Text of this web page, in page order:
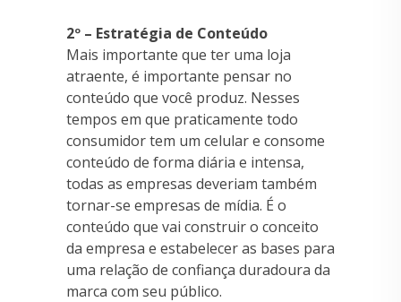
2º – Estratégia de Conteúdo
Mais importante que ter uma loja
atraente, é importante pensar no
conteúdo que você produz. Nesses
tempos em que praticamente todo
consumidor tem um celular e consome
conteúdo de forma diária e intensa,
todas as empresas deveriam também
tornar-se empresas de mídia. É o
conteúdo que vai construir o conceito
da empresa e estabelecer as bases para
uma relação de confiança duradoura da
marca com seu público.